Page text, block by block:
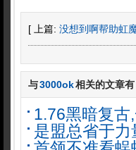
[ 上篇: 没想到啊帮助虹
与3000ok相关的文章有
1.76黑暗复古
是盟总省于